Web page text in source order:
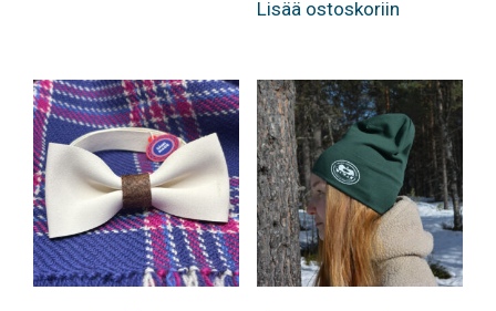
Lisää ostoskoriin